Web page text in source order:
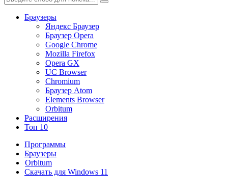
Браузеры
Яндекс Браузер
Браузер Opera
Google Chrome
Mozilla Firefox
Opera GX
UC Browser
Chromium
Браузер Atom
Elements Browser
Orbitum
Расширения
Топ 10
Программы
Браузеры
Orbitum
Скачать для Windows 11